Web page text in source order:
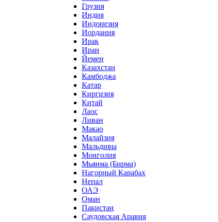
Грузия
Индия
Индонезия
Иордания
Ирак
Иран
Йемен
Казахстан
Камбоджа
Катар
Киргизия
Китай
Лаос
Ливан
Макао
Малайзия
Мальдивы
Монголия
Мьянма (Бирма)
Нагорный Карабах
Непал
ОАЭ
Оман
Пакистан
Саудовская Аравия